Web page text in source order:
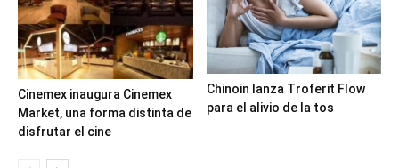
Cinemex inaugura Cinemex
Market, una forma distinta de
disfrutar el cine
Chinoin lanza Troferit Flow
para el alivio de la tos